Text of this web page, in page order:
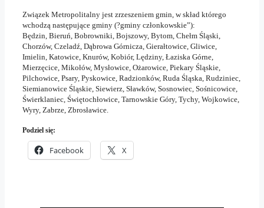
Związek Metropolitalny jest zrzeszeniem gmin, w skład którego
wchodzą następujące gminy (?gminy członkowskie”):
Będzin, Bieruń, Bobrowniki, Bojszowy, Bytom, Chełm Śląski,
Chorzów, Czeladź, Dąbrowa Górnicza, Gierałtowice, Gliwice,
Imielin, Katowice, Knurów, Kobiór, Lędziny, Łaziska Górne,
Mierzęcice, Mikołów, Mysłowice, Ożarowice, Piekary Śląskie,
Pilchowice, Psary, Pyskowice, Radzionków, Ruda Śląska, Rudziniec,
Siemianowice Śląskie, Siewierz, Sławków, Sosnowiec, Sośnicowice,
Świerklaniec, Świętochłowice, Tarnowskie Góry, Tychy, Wojkowice,
Wyry, Zabrze, Zbrosławice.
Podziel się:
Facebook X